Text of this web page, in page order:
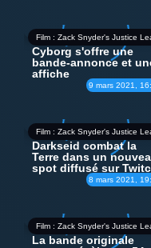
Film : Zack Snyder's Justice
9 mars 2021,
Cyborg s'offre une
bande-annonce et
affiche
Film : Zack Snyder's Justice
8 mars 2021,
Darkseid combat la
Terre dans un
spot diffusé sur
Film : Zack Snyder's Justice
La bande originale